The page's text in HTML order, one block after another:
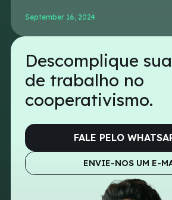
September 16, 2024
Descomplique
de trabalho no
cooperativismo.
FALE PELO
ENVIE-NOS UM E-